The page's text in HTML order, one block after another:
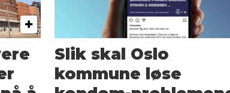
Slik skal Oslo
kommune løse